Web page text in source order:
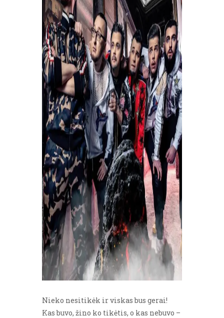
Nieko nesitikėk ir viskas bus gerai!
Kas buvo, žino ko tikėtis, o kas nebuvo –